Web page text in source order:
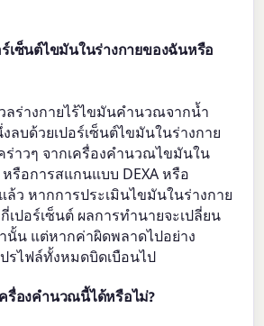
ร์เซ็นต์ไขมันในร่างกายของฉันหรือ
ลร่างกายไร้ไขมันคำนวณจากน้ำ
บด้วยเปอร์เซ็นต์ไขมันในร่างกาย
าวๆ จากเครื่องคำนวณไขมันใน
หรือการสแกนแบบ DEXA หรือ
ล้ว หากการประเมินไขมันในร่างกาย
เปอร์เซ็นต์ ผลการทำนายจะเปลี่ยน
านั้น แต่หากค่าผิดพลาดไปอย่าง
รไฟล์ทั้งหมดบิดเบือนไป
รื่องคำนวณนี้ได้หรือไม่?